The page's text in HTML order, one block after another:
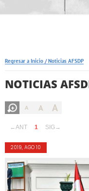
Regresar a Inicio /Noticias AFSDP
NOTICIAS
A A A
←ANT 1 SIG→
2019, AGO 10